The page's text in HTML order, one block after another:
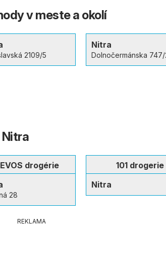
v meste a okolí
2109/5
Nitra
Dolnočermánska
drogérie
28
101 drogerie
Nitra
REKLAMA